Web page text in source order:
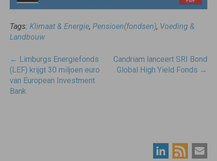
Tags: Klimaat & Energie, Pensioen(fondsen), Voeding &
Landbouw
Post
navigatie
← Limburgs Energiefonds
(LEF) krijgt 30 miljoen euro
van European Investment
Bank
Candriam lanceert SRI Bond
Global High Yield Fonds →